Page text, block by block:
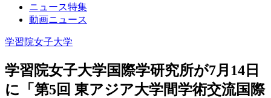
ニュース特集
動画ニュース
学習院女子大学
学習院女子大学国際学研究所が7月14日
に「第5回 東アジア大学間学術交流国際